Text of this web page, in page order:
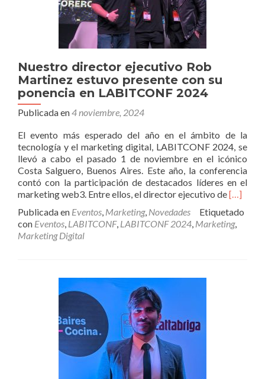
Nuestro director ejecutivo Rob
Martinez estuvo presente con su
ponencia en LABITCONF 2024
Publicada en4 noviembre, 2024
El evento más esperado del año en el ámbito de la
tecnología y el marketing digital, LABITCONF 2024, se
llevó a cabo el pasado 1 de noviembre en el icónico
Costa Salguero, Buenos Aires. Este año, la conferencia
contó con la participación de destacados líderes en el
marketing web3. Entre ellos, el director ejecutivo deLeer
director
ejecutivo
[…]
Publicada en Eventos, Marketing, Novedades
Etiquetado
con Eventos, LABITCONF, LABITCONF 2024, Marketing,
Marketing Digital